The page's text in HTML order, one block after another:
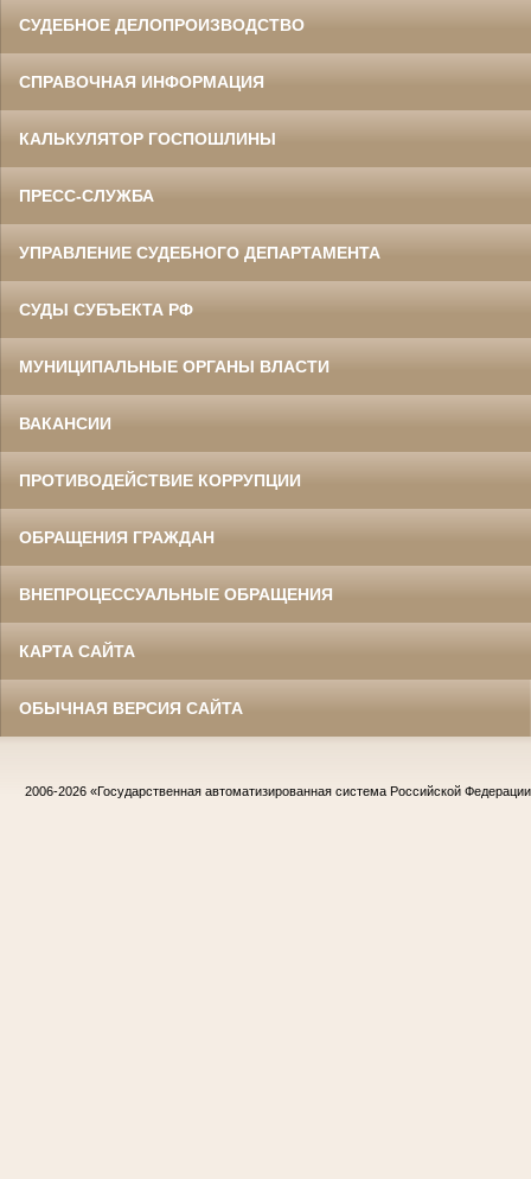
СУДЕБНОЕ ДЕЛОПРОИЗВОДСТВО
СПРАВОЧНАЯ ИНФОРМАЦИЯ
КАЛЬКУЛЯТОР ГОСПОШЛИНЫ
ПРЕСС-СЛУЖБА
УПРАВЛЕНИЕ СУДЕБНОГО ДЕПАРТАМЕНТА
СУДЫ СУБЪЕКТА РФ
МУНИЦИПАЛЬНЫЕ ОРГАНЫ ВЛАСТИ
ВАКАНСИИ
ПРОТИВОДЕЙСТВИЕ КОРРУПЦИИ
ОБРАЩЕНИЯ ГРАЖДАН
ВНЕПРОЦЕССУАЛЬНЫЕ ОБРАЩЕНИЯ
КАРТА САЙТА
ОБЫЧНАЯ ВЕРСИЯ САЙТА
2006-2026 «Государственная автоматизированная система Российской